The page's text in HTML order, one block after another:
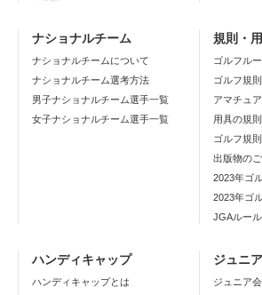
ナショナルチーム
ナショナルチームについて
ナショナルチーム選考方法
男子ナショナルチーム選手一覧
女子ナショナルチーム選手一覧
規則・
ゴルフル
ゴルフ規則
アマチュ
用具の規則
ゴルフ規
出版物の
2023年ゴ
2023年ゴ
JGAルー
ハンディキャップ
ハンディキャップとは
ジュニア
ジュニア